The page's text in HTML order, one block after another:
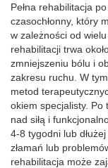
Pełna rehabilitacja
czasochłonny, który
w zależności od
rehabilitacji trwa
zmniejszeniu bólu i
zakresu ruchu. W
metod
okiem specjalisty. Po
nad siłą i
4-8 tygodni lub
złamań lub
rehabilitacja może